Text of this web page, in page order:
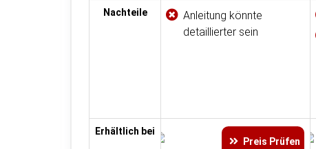
Nachteile
Anleitung könnte
detaillierter sein
Erhältlich bei
Preis Prüfen